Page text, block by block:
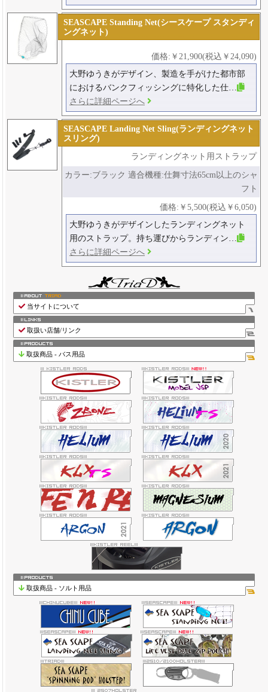
SEASCAPE Standing Net(シースケープ スタンディ
ングネット)
価格:￥21,900(税込￥24,090)
大野ゆうきがデザイン、製造を手がけた都市部
におけるバンクフィッシングに特化した仕…
さらに詳細ページへ
SEASCAPE Landing Net Sling(ランディングネット
スリング)
ランディングネット用ストラップ
カラー:ブラック 適合機種:仕舞寸法65cm以上のシャ
フト
価格:￥5,500(税込￥6,050)
大野ゆうきがデザインしたランディングネット
用のストラップ。持ち運びからランディン…
さらに詳細ページへ
当サイトについて
取扱い店舗/リンク
取扱商品 - バス用品
取扱商品 - ソルト用品